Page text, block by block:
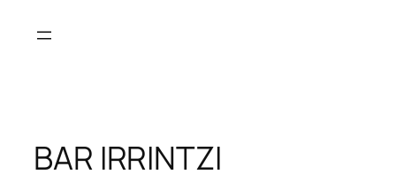
BAR IRRINTZI